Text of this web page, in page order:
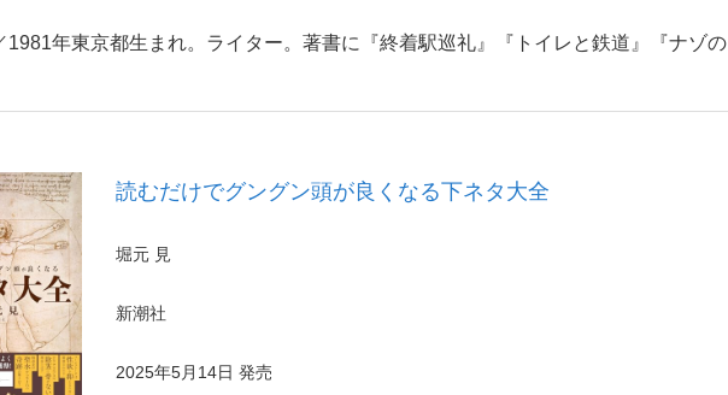
1981年東京都生まれ。ライター。著書に『終着駅巡礼』『トイレと鉄道』『ナゾの
読むだけでグングン頭が良くなる下ネタ大全
堀元 見
新潮社
2025年5月14日 発売